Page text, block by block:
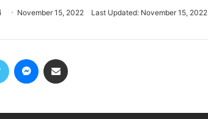
Send
email
November 15, 2022 Last Updated: November 15, 2022